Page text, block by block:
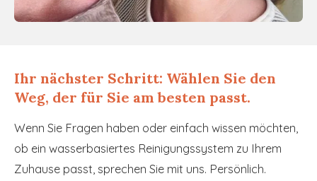
Ihr nächster Schritt: Wählen Sie den
Weg, der für Sie am besten passt.
Wenn Sie Fragen haben oder einfach wissen möchten,
ob ein wasserbasiertes Reinigungssystem zu Ihrem
Zuhause passt, sprechen Sie mit uns. Persönlich.